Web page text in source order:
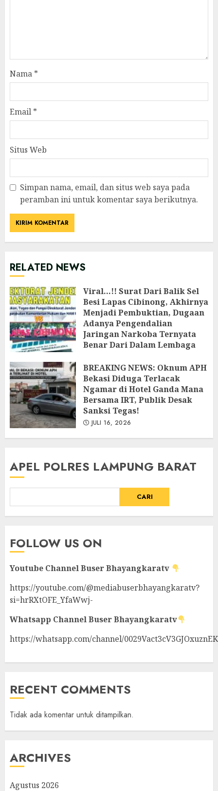
Nama *
Email *
Situs Web
Simpan nama, email, dan situs web saya pada
peramban ini untuk komentar saya berikutnya.
RELATED NEWS
Viral…!! Surat Dari Balik Sel
Besi Lapas Cibinong, Akhirnya
Menjadi Pembuktian, Dugaan
Adanya Pengendalian
Jaringan Narkoba Ternyata
Benar Dari Dalam Lembaga
JULI 26, 2026
‎BREAKING NEWS: Oknum APH
Bekasi Diduga Terlacak
Ngamar di Hotel Ganda Mana
Bersama IRT, Publik Desak
Sanksi Tegas!
JULI 16, 2026
APEL POLRES LAMPUNG BARAT
CARI
FOLLOW US ON
Youtube ChannelBuser Bhayangkaratv
https://youtube.com/@mediabuserbhayangkaratv?
si=hrRXtOFE_YfaWwj-
Whatsapp ChannelBuser Bhayangkaratv
https://whatsapp.com/channel/
RECENT COMMENTS
Tidak ada komentar untuk ditampilkan.
ARCHIVES
Agustus 2026